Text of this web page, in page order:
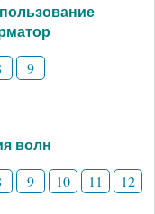
9
волн
9 10 11 12